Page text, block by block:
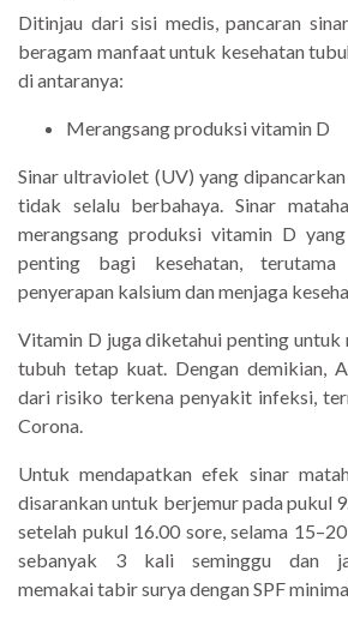
Ditinjau dari sisi medis, pancaran
beragam manfaat untuk kesehatan
di antaranya:
Merangsang produksi vitamin D
Sinar ultraviolet (UV) yang
tidak selalu berbahaya. Sinar
merangsang produksi vitamin D
penting bagi kesehatan,
penyerapan kalsium dan menjaga
Vitamin D juga diketahui penting untuk
tubuh tetap kuat. Dengan demikian,
dari risiko terkena penyakit infeksi,
Corona.
Untuk mendapatkan efek sinar
disarankan untuk berjemur pada pukul
setelah pukul 16.00 sore, selama
sebanyak 3 kali seminggu dan
memakai tabir surya dengan SPF